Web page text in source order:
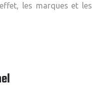
les marques et les